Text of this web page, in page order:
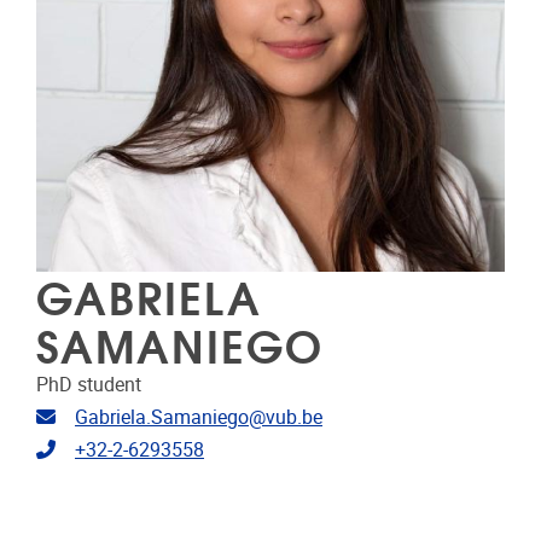
GABRIELA
SAMANIEGO
PhD student
E-mailadres
Gabriela.Samaniego@vub.be
Telefoonnummer
+32-2-6293558